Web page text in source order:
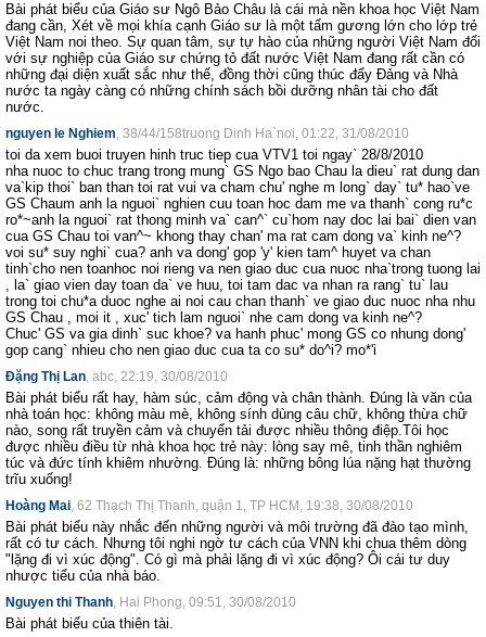
Bài phát biểu của Giáo sư Ngô Bảo Châu là cái mà nền khoa học Việt Nam
đang cần, Xét về mọi khía cạnh Giáo sư là một tấm gương lớn cho lớp trẻ
Việt Nam noi theo. Sự quan tâm, sự tự hào của những người Việt Nam đối
với sự nghiệp của Giáo sư chứng tỏ đất nước Việt Nam đang rất cần có
những đại diện xuất sắc như thế, đồng thời cũng thúc đẩy Đảng và Nhà
nước ta ngày càng có những chính sách bồi dưỡng nhân tài cho đất
nước.
nguyen le Nghiem, 38/44/158truong Dinh Ha`noi, 01:22, 31/08/2010
toi da xem buoi truyen hinh truc tiep cua VTV1 toi ngay` 28/8/2010
nha nuoc to chuc trang trong mung` GS Ngo bao Chau la dieu` rat dung dan
va`kip thoi` ban than toi rat vui va cham chu' nghe m long` day` tu* hao`ve
GS Chaum anh la nguoi` nghien cuu toan hoc dam me va thanh` cong ru*c
ro*~anh la nguoi` rat thong minh va` can^` cu`hom nay doc lai bai` dien van
cua GS Chau toi van^~ khong thay chan' ma rat cam dong va` kinh ne^?
voi su* suy nghi` cua? anh va dong' gop 'y' kien tam^ huyet va chan
tinh`cho nen toanhoc noi rieng va nen giao duc cua nuoc nha`trong tuong lai
, la` giao vien day toan da` ve huu, toi tam dac va nhan ra rang` tu` lau
trong toi chu*a duoc nghe ai noi cau chan thanh` ve giao duc nuoc nha nhu
GS Chau , moi it , xuc' tich lam nguoi` nhe cam dong va kinh ne^?
Chuc' GS va gia dinh` suc khoe? va hanh phuc' mong GS co nhung dong'
gop cang` nhieu cho nen giao duc cua ta co su* do^i? mo*'i
Đặng Thị Lan, abc, 22:19, 30/08/2010
Bài phát biểu rất hay, hàm súc, cảm động và chân thành. Đúng là văn của
nhà toán học: không màu mè, không sính dùng câu chữ, không thừa chữ
nào, song rất truyền cảm và chuyển tải được nhiều thông điệp.Tôi học
được nhiều điều từ nhà khoa học trẻ này: lòng say mê, tinh thần nghiêm
túc và đức tính khiêm nhường. Đúng là: những bông lúa nặng hạt thường
trĩu xuống!
Hoàng Mai, 62 Thạch Thị Thanh, quận 1, TP HCM, 19:38, 30/08/2010
Bài phát biểu này nhắc đến những người và môi trường đã đào tạo mình,
rất có tư cách. Nhưng tôi nghi ngờ tư cách của VNN khi chua thêm dòng
"lặng đi vì xúc động". Có gì mà phải lặng đi vì xúc động? Ôi cái tư duy
nhược tiểu của nhà báo.
Nguyen thi Thanh, Hai Phong, 09:51, 30/08/2010
Bài phát biểu của thiên tài.